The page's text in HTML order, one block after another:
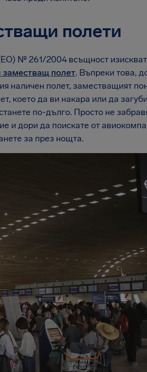
полети
№ 261/2004 всъщност изискват
полет. Въпреки това,
наличен полет, заместващият
което да ви накара или да
по-дълго. Просто не
и дори да поискате от
за през нощта.